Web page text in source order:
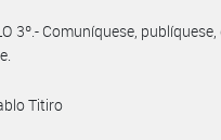
3º.- Comuníquese,
Titiro